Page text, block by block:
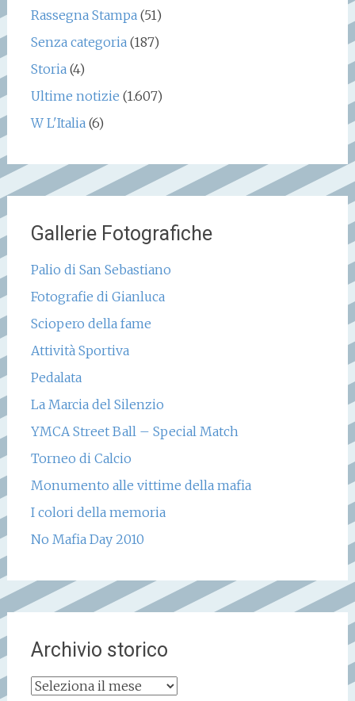
Rassegna Stampa(51)
Senza categoria(187)
Storia(4)
Ultime notizie (1.607)
W L'Italia(6)
Gallerie Fotografiche
Palio di San Sebastiano
Fotografie di Gianluca
Sciopero della fame
Attività Sportiva
Pedalata
La Marcia del Silenzio
YMCA Street Ball – Special Match
Torneo di Calcio
Monumento alle vittime della mafia
I colori della memoria
No Mafia Day 2010
Archivio storico
Archivio